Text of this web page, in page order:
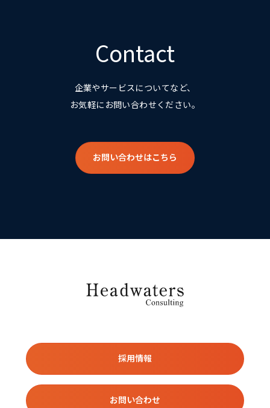
Contact
企業やサービスについてなど、
お気軽にお問い合わせください。
お問い合わせはこちら
採用情報
お問い合わせ